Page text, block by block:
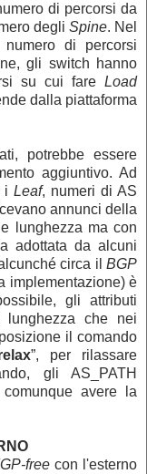
di percorsi da
degli Spine. Nel
di percorsi
gli switch hanno
su cui fare Load
dalla piattaforma
potrebbe essere
aggiuntivo. Ad
iLeaf, numeri di AS
annunci della
lunghezza ma con
adottata da alcuni
circa ilBGP
implementazione) è
gli attributi
lunghezza che nei
il comando
”, per rilassare
gli AS_PATH
avere la
free con l'esterno